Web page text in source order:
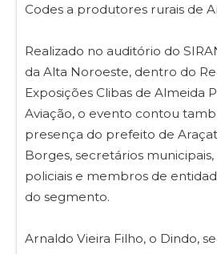
Codes a produtores rurais de
Realizado no auditório do
da Alta Noroeste, dentro do
Exposições Clibas de Almeida
Aviação, o evento contou
presença do prefeito de
Borges, secretários
policiais e membros de
do segmento.
Arnaldo Vieira Filho, o Dindo,